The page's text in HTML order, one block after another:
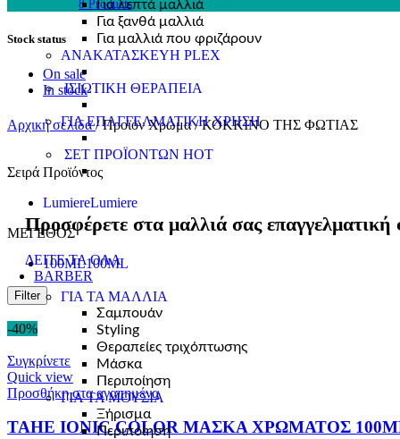
Για λεπτά μαλλιά
Για ξανθά μαλλιά
Για μαλλιά που φριζάρουν
ΑΝΑΚΑΤΑΣΚΕΥΗ PLEX
ΙΣΙΩΤΙΚΗ ΘΕΡΑΠΕΙΑ
ΓΙΑ ΕΠΑΓΓΕΛΜΑΤΙΚΗ ΧΡΗΣΗ
ΣΕΤ ΠΡΟΪΟΝΤΩΝ HOT
Προσφέρετε στα μαλλιά σας επαγγελματική
ΔΕΙΤΕ ΤΑ ΟΛΑ
BARBER
ΓΙΑ ΤΑ ΜΑΛΛΙΑ
Σαμπουάν
Styling
Θεραπείες τριχόπτωσης
Μάσκα
Περιποίηση
ΓΙΑ ΤΑ ΜΟΥΣΙΑ
Ξήρισμα
Περιποίηση
8 Products
Stock status
On sale
In stock
Αρχική σελίδα/ Προϊόν Χρώμα/ ΚΟΚΚΙΝΟ ΤΗΣ ΦΩΤΙΑΣ
Σειρά Προϊόντος
LumiereLumiere
ΜΕΓΕΘΟΣ
100ML100ML
Filter
-40%
Συγκρίνετε
Quick view
Προσθήκη στα αγαπημένα
TAHE IONIC COLOR ΜΑΣΚΑ ΧΡΩΜΑΤΟΣ